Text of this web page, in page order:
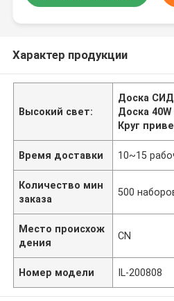
Характер продукции
Высокий свет:
Доска СИД
Доска
Круг
Время доставки 10~15
Количество мин
заказа
500
Место происхож
дения
CN
Номер модели IL-200808